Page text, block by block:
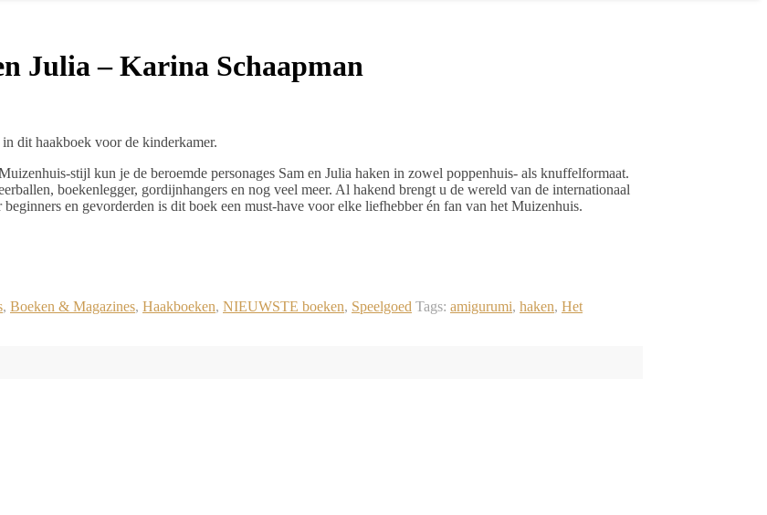
Julia – Karina Schaapman
dit haakboek voor de kinderkamer.
stijl kun je de beroemde personages Sam en Julia haken in zowel poppenhuis- als knuffelformaat.
boekenlegger, gordijnhangers en nog veel meer. Al hakend brengt u de wereld van de internationaal
en gevorderden is dit boek een must-have voor elke liefhebber én fan van het Muizenhuis.
, Boeken & Magazines, Haakboeken, NIEUWSTE boeken, Speelgoed Tags: amigurumi, haken, Het